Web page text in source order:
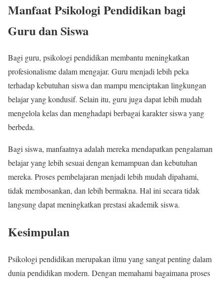
Manfaat Psikologi Pendidikan bagi
Guru dan Siswa
Bagi guru, psikologi pendidikan membantu meningkatkan
profesionalisme dalam mengajar. Guru menjadi lebih peka
terhadap kebutuhan siswa dan mampu menciptakan lingkungan
belajar yang kondusif. Selain itu, guru juga dapat lebih mudah
mengelola kelas dan menghadapi berbagai karakter siswa yang
berbeda.
Bagi siswa, manfaatnya adalah mereka mendapatkan pengalaman
belajar yang lebih sesuai dengan kemampuan dan kebutuhan
mereka. Proses pembelajaran menjadi lebih mudah dipahami,
tidak membosankan, dan lebih bermakna. Hal ini secara tidak
langsung dapat meningkatkan prestasi akademik siswa.
Kesimpulan
Psikologi pendidikan merupakan ilmu yang sangat penting dalam
dunia pendidikan modern. Dengan memahami bagaimana proses